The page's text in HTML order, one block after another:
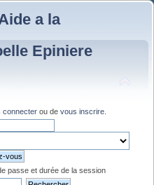
a la
Epiniere
connecter ou de vous inscrire
passe et durée de la session